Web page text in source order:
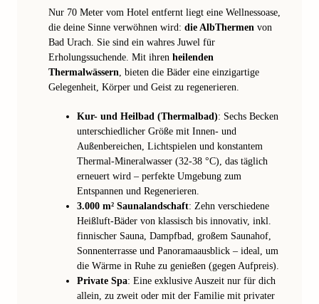
Nur 70 Meter vom Hotel entfernt liegt eine Wellnessoase,
die deine Sinne verwöhnen wird: die AlbThermen von
Bad Urach. Sie sind ein wahres Juwel für
Erholungssuchende. Mit ihren heilenden
Thermalwässern, bieten die Bäder eine einzigartige
Gelegenheit, Körper und Geist zu regenerieren.
Kur- und Heilbad (Thermalbad): Sechs Becken
unterschiedlicher Größe mit Innen- und
Außenbereichen, Lichtspielen und konstantem
Thermal-Mineralwasser (32-38 °C), das täglich
erneuert wird – perfekte Umgebung zum
Entspannen und Regenerieren.
3.000 m² Saunalandschaft: Zehn verschiedene
Heißluft-Bäder von klassisch bis innovativ, inkl.
finnischer Sauna, Dampfbad, großem Saunahof,
Sonnenterrasse und Panoramaausblick – ideal, um
die Wärme in Ruhe zu genießen (gegen Aufpreis).
Private Spa: Eine exklusive Auszeit nur für dich
allein, zu zweit oder mit der Familie mit privater